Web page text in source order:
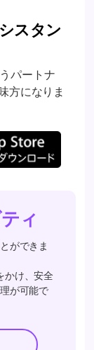
スタン
パートナ
方になりま
ィ
ができま
かけ、安全
が可能で